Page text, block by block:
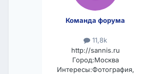
Команда форума
11,8k
http://sannis.ru
Город:Москва
Интересы:Фотография,